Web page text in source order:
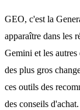
GEO, c'est la
apparaître dans les
Gemini et les
des plus gros
ces outils des
des conseils